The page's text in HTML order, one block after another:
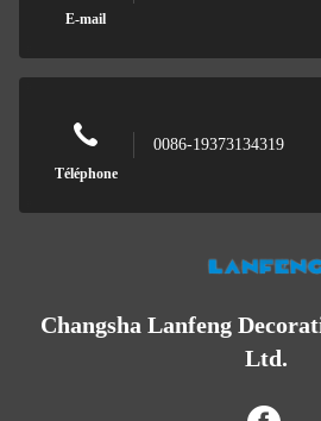
E-mail
Téléphone
0086-19373134319
Changsha Lanfeng
Ltd.